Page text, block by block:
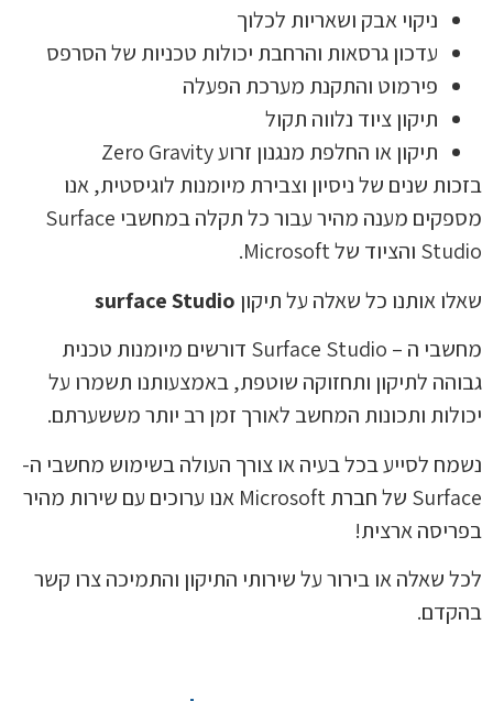
ניקוי אבק ושאריות לכלוך
עדכון גרסאות והרחבת יכולות טכניות של הסרפס
פירמוט והתקנת מערכת הפעלה
תיקון ציוד נלווה תקול
תיקון או החלפת מנגנון זרוע Zero Gravity
בזכות שנים של ניסיון וצבירת מיומנות לוגיסטית, אנו
מספקים מענה מהיר עבור כל תקלה במחשבי Surface
Studio והציוד של Microsoft.
שאלו אותנו כל שאלה על תיקון surface Studio
מחשבי ה – Surface Studio דורשים מיומנות טכנית
גבוהה לתיקון ותחזוקה שוטפת, באמצעותנו תשמרו על
יכולות ותכונות המחשב לאורך זמן רב יותר מששערתם.
נשמח לסייע בכל בעיה או צורך העולה בשימוש מחשבי ה-
Surface של חברת Microsoft אנו ערוכים עם שירות מהיר
בפריסה ארצית!
לכל שאלה או בירור על שירותי התיקון והתמיכה צרו קשר
בהקדם.